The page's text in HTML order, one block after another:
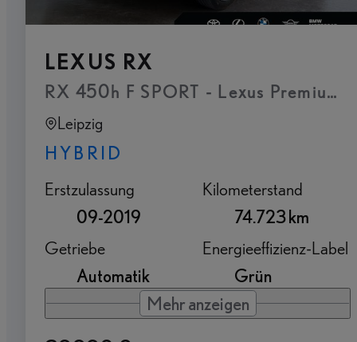
LEXUS RX
RX 450h F SPORT - Lexus Premium
Leipzig
HYBRID
Erstzulassung
09-2019
Kilometerstand
74.723 km
Getriebe
Automatik
Energieeffizienz-Label
Grün
Mehr anzeigen